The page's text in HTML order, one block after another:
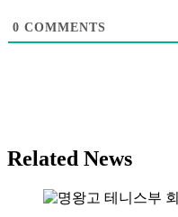
0 COMMENTS
Related News